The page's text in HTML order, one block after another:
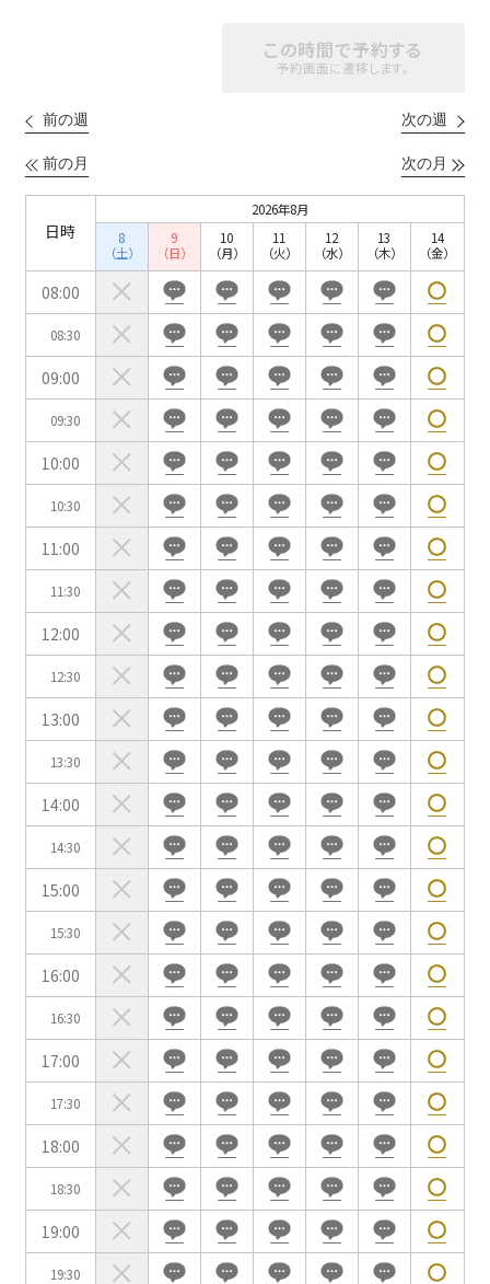
この時間で予約する
予約画面に遷移します。
前の週 次の週
前の月 次の月
日時
2026年8月
8
（土）
9
（日）
10
（月）
11
（火）
12
（水）
13
（木）
14
（金）
08:00
08:30
09:00
09:30
10:00
10:30
11:00
11:30
12:00
12:30
13:00
13:30
14:00
14:30
15:00
15:30
16:00
16:30
17:00
17:30
18:00
18:30
19:00
19:30
お電話でのお問合せ
03-3346-1396
受付時間 9:00～18:00（土日祝日・年末年始を除く）
WEBからのお問合せ
お問合せフォーム
スクール
3名掛け
シアター
形式
口の字型 島型 T字島型
面積
会場の種類
イベントホール 会議室
こだわり条件※複数選択可能
特長で選ぶ
駅直結
天井高3.5ｍ以上
窓があり開放感のある
会場
喫煙所あり
大型スクリーンあり
控室あり
4t車以上荷捌きあり
裏導線あり
時間貸し駐車場あり
専有回線(NURO)あり
用途で選ぶ
パーティ・懇親会
株主総会・IR
e-sports大会
プレス発表
展示会・販売会
この条件で検索